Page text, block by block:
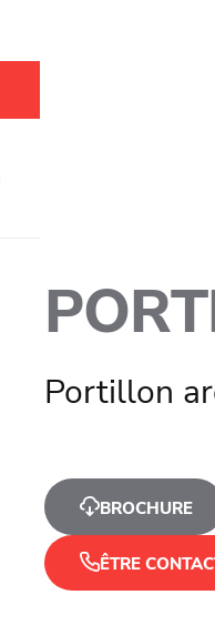
Portillon
BROCHURE
ÊTRE